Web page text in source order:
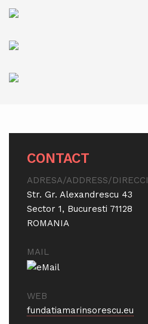
CONTACT
ADRESA/ADDRESS/
Str. Gr. Alexandrescu 43
Sector 1, Bucuresti 71128
ROMANIA
MAIL
WEB
fundatiamarinsorescu.eu